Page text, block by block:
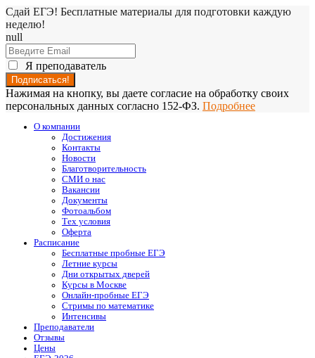
Сдай ЕГЭ! Бесплатные материалы для подготовки каждую
неделю!
null
Я преподаватель
Нажимая на кнопку, вы даете согласие на обработку своих
персональных данных согласно 152-ФЗ. Подробнее
О компании
Достижения
Контакты
Новости
Благотворительность
СМИ о нас
Вакансии
Документы
Фотоальбом
Тех условия
Оферта
Расписание
Бесплатные пробные ЕГЭ
Летние курсы
Дни открытых дверей
Курсы в Москве
Онлайн-пробные ЕГЭ
Стримы по математике
Интенсивы
Преподаватели
Отзывы
Цены